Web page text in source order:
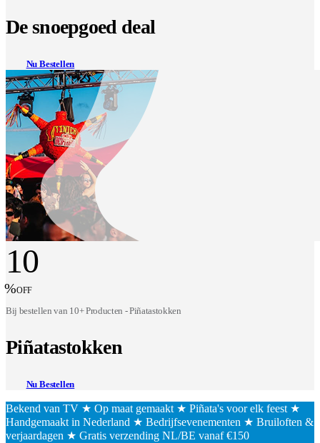
De snoepgoed deal
Nu Bestellen
10
%OFF
Bij bestellen van 10+ Producten - Piñatastokken
Piñatastokken
Nu Bestellen
Bekend van TV ★ Op maat gemaakt ★ Piñata's voor elk feest ★
Handgemaakt in Nederland ★ Bedrijfsevenementen ★ Bruiloften &
verjaardagen ★ Gratis verzending NL/BE vanaf €150